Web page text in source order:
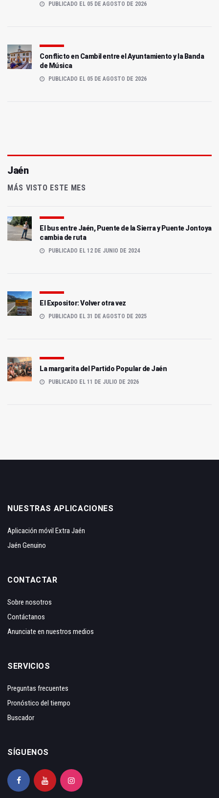
PUBLICADO EL 05 DE AGOSTO DE 2026
Conflicto en Cambil entre el Ayuntamiento y la Banda
de Música
PUBLICADO EL 05 DE AGOSTO DE 2026
Jaén
MÁS VISTO ESTE MES
El bus entre Jaén, Puente de la Sierra y Puente Jontoya
cambia de ruta
PUBLICADO EL 12 DE JUNIO DE 2024
El Expositor: Volver otra vez
PUBLICADO EL 31 DE AGOSTO DE 2025
La margarita del Partido Popular de Jaén
PUBLICADO EL 11 DE JULIO DE 2026
NUESTRAS APLICACIONES
Aplicación móvil Extra Jaén
Jaén Genuino
CONTACTAR
Sobre nosotros
Contáctanos
Anunciate en nuestros medios
SERVICIOS
Preguntas frecuentes
Pronóstico del tiempo
Buscador
SÍGUENOS